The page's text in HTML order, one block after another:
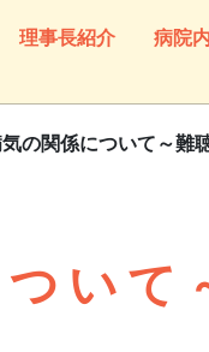
理事長紹介 病院
の関係について～難
いて